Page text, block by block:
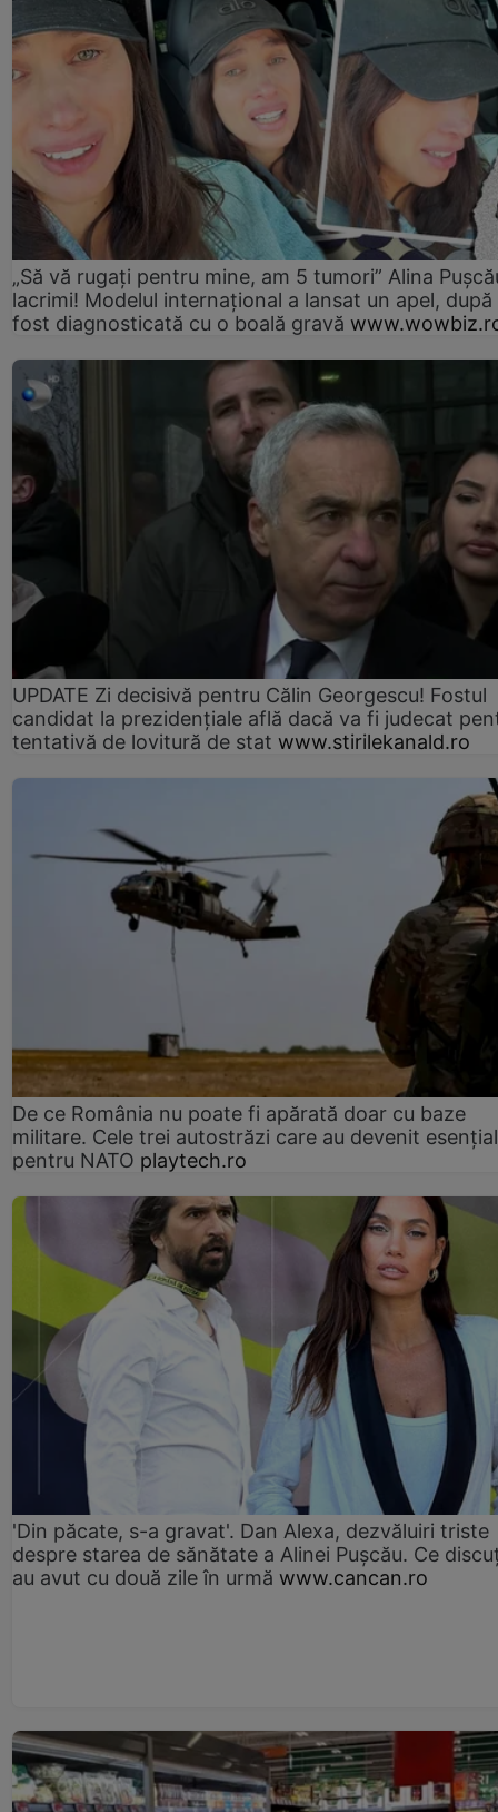
„Să vă rugați pentru mine, am 5 tumori” Alina
lacrimi! Modelul internațional a lansat un apel, după
fost diagnosticată cu o boală gravă
UPDATE Zi decisivă pentru Călin Georgescu! Fostul
candidat la prezidențiale află dacă va fi judecat
tentativă de lovitură de stat www.stirilekanald.ro
De ce România nu poate fi apărată doar cu baze
militare. Cele trei autostrăzi care au devenit
pentru NATO playtech.ro
'Din păcate, s-a gravat'. Dan Alexa, dezvăluiri triste
despre starea de sănătate a Alinei Pușcău. Ce
au avut cu două zile în urmă www.cancan.ro